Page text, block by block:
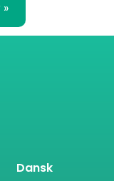
Dansk